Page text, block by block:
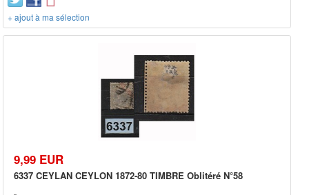
+ ajout à ma sélection
9,99 EUR
6337 CEYLAN CEYLON 1872-80 TIMBRE Oblitéré N°58